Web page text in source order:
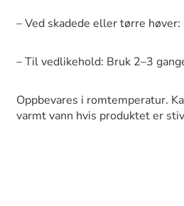
– Ved skadede eller tørre
– Til vedlikehold: Bruk 2–3
Oppbevares i romtemperatur.
varmt vann hvis produktet er